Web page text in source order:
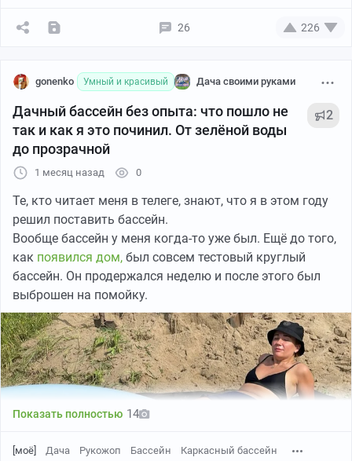
26 226
gonenko Умный и красивый Дача своими руками
Дачный бассейн без опыта: что пошло не
так и как я это починил. От зелёной воды
до прозрачной
2
1 месяц назад 0
Те, кто читает меня в телеге, знают, что я в этом году
решил поставить бассейн.
Вообще бассейн у меня когда-то уже был. Ещё до того,
как появился дом, был совсем тестовый круглый
бассейн. Он продержался неделю и после этого был
выброшен на помойку.
Показать полностью 14
[моё] Дача Рукожоп Бассейн Каркасный бассейн